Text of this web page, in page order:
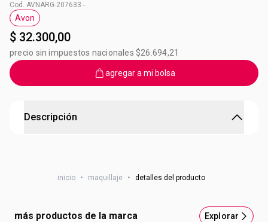
Cod. AVNARG-207633 -
Etiqueta Avon
Avon
$ 32.300,00
precio sin impuestos nacionales $26.694,21
agregar a mi bolsa
Descripción
4. Con espejo y aplicador.
inicio • maquillaje • detalles del producto
más productos de la marca Explorar